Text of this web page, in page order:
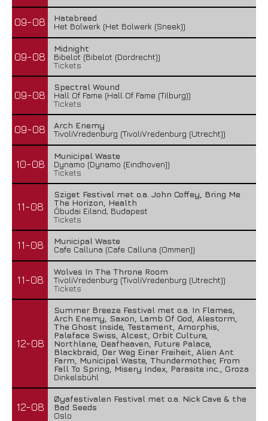
09-08
Hatebreed
Het Bolwerk (Het Bolwerk (Sneek))
09-08
Midnight
Bibelot (Bibelot (Dordrecht))
Tickets
09-08
Spectral Wound
Hall Of Fame (Hall Of Fame (Tilburg))
Tickets
09-08
Arch Enemy
TivoliVredenburg (TivoliVredenburg (Utrecht))
10-08
Municipal Waste
Dynamo (Dynamo (Eindhoven))
Tickets
11-08
Sziget Festival met o.a. John Coffey, Bring Me
The Horizon, Health
Óbudai Eiland, Budapest
Tickets
11-08
Municipal Waste
Cafe Calluna (Cafe Calluna (Ommen))
11-08
Wolves In The Throne Room
TivoliVredenburg (TivoliVredenburg (Utrecht))
Tickets
12-08
Summer Breeze Festival met o.a. In Flames,
Arch Enemy, Saxon, Lamb Of God, Alestorm,
The Ghost Inside, Testament, Amorphis,
Paleface Swiss, Alcest, Orbit Culture,
Northlane, Deafheaven, Future Palace,
Blackbraid, Der Weg Einer Freiheit, Alien Ant
Farm, Municipal Waste, Thundermother, From
Fall To Spring, Misery Index, Parasite inc., Groza
Dinkelsbühl
12-08
Øyafestivalen Festival met o.a. Nick Cave & the
Bad Seeds
Oslo